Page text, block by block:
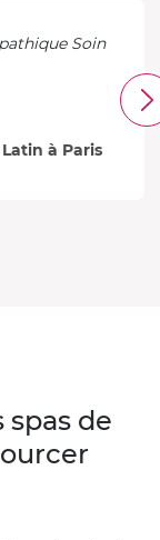
Soin
à Paris
de